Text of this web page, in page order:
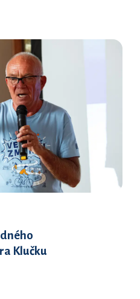
Klučku